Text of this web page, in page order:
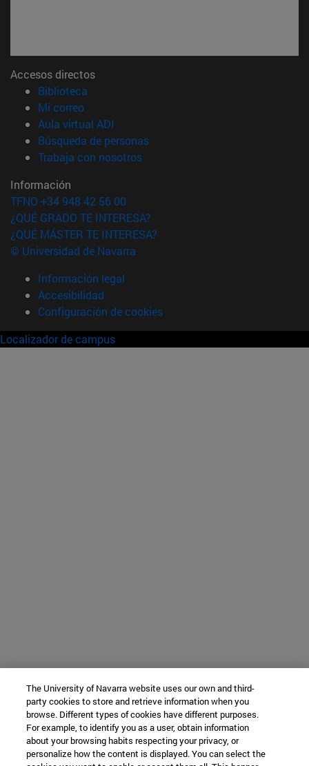
Accesos directos
Biblioteca
Mi correo(abre en nueva ventana)
Aula virtual ADI
Búsqueda de personas(abre en nueva ventana)
Trabaja con nosotros(abre en nueva ventana)
Información
TFNO +34 948 42 56 00
¿QUÉ GRADO TE INTERESA?
¿QUÉ MÁSTER TE INTERESA?
© Universidad de Navarra
Información legal
Accesibilidad
Configuración de cookies
Localizador de campus
The University of Navarra website uses our own and third-
party cookies to store and retrieve information when you
browse. Different types of cookies have different purposes.
For example, to identify you as a user, obtain information
about your browsing habits respecting your privacy, or
personalize how the content is displayed. You can select the